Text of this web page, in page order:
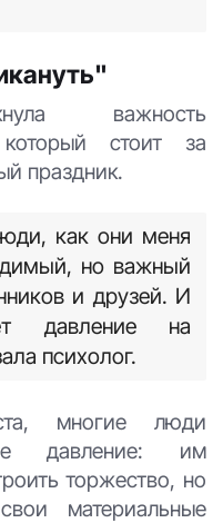
важность
который стоит за
праздник.
как они меня
но важный
и друзей. И
давление на
психолог.
многие люди
давление: им
торжество, но
материальные